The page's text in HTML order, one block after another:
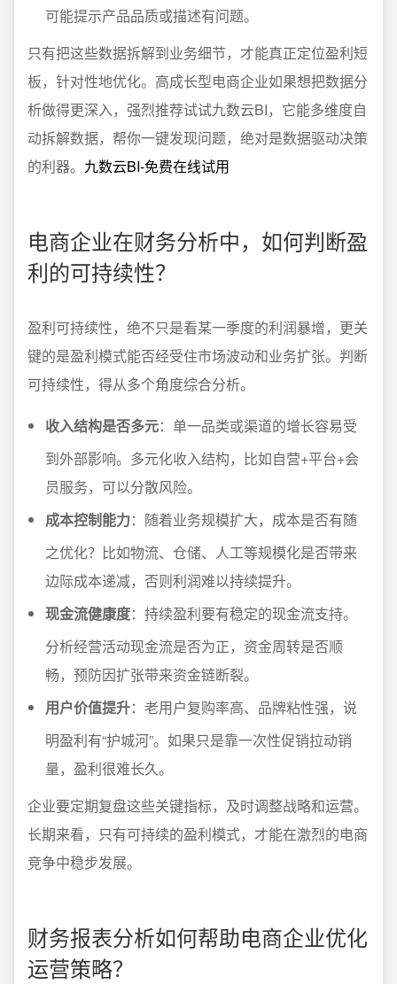
可能提示产品品质或描述有问题。
只有把这些数据拆解到业务细节，才能真正定位盈利短
板，针对性地优化。高成长型电商企业如果想把数据分
析做得更深入，强烈推荐试试九数云BI，它能多维度自
动拆解数据，帮你一键发现问题，绝对是数据驱动决策
的利器。 九数云BI-免费在线试用
电商企业在财务分析中，如何判断盈
利的可持续性？
盈利可持续性，绝不只是看某一季度的利润暴增，更关
键的是盈利模式能否经受住市场波动和业务扩张。判断
可持续性，得从多个角度综合分析。
收入结构是否多元：单一品类或渠道的增长容易受
到外部影响。多元化收入结构，比如自营+平台+会
员服务，可以分散风险。
成本控制能力：随着业务规模扩大，成本是否有随
之优化？比如物流、仓储、人工等规模化是否带来
边际成本递减，否则利润难以持续提升。
现金流健康度：持续盈利要有稳定的现金流支持。
分析经营活动现金流是否为正，资金周转是否顺
畅，预防因扩张带来资金链断裂。
用户价值提升：老用户复购率高、品牌粘性强，说
明盈利有“护城河”。如果只是靠一次性促销拉动销
量，盈利很难长久。
企业要定期复盘这些关键指标，及时调整战略和运营。
长期来看，只有可持续的盈利模式，才能在激烈的电商
竞争中稳步发展。
财务报表分析如何帮助电商企业优化
运营策略？